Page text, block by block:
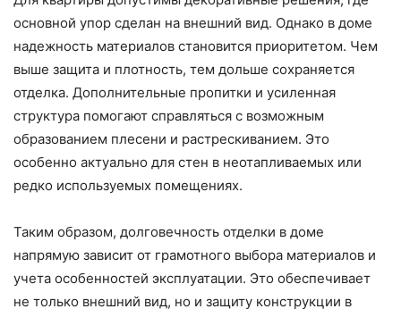
основной упор сделан на внешний вид. Однако в доме
надежность материалов становится приоритетом. Чем
выше защита и плотность, тем дольше сохраняется
отделка. Дополнительные пропитки и усиленная
структура помогают справляться с возможным
образованием плесени и растрескиванием. Это
особенно актуально для стен в неотапливаемых или
редко используемых помещениях.
Таким образом, долговечность отделки в доме
напрямую зависит от грамотного выбора материалов и
учета особенностей эксплуатации. Это обеспечивает
не только внешний вид, но и защиту конструкции в